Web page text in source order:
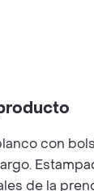
con
de la